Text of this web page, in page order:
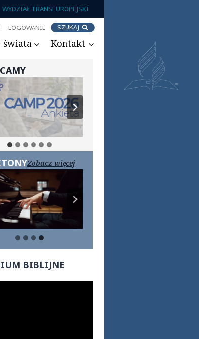
WYDZIAŁ TRANSEUROPEJSKI
LOGOWANIE SZUKAJ
świata Kontakt
Zobacz więcej
BIBLIJNE